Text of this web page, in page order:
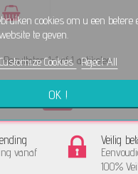
Resultaten 1-1 of 1 artikelen
vanaf
Veilig
100%
cookies om u een betere
te geven.
Customize Cookies Reject All
OK !